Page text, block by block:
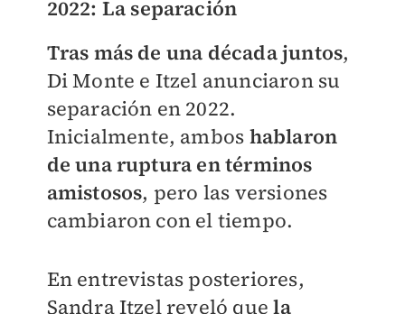
2022: La separación
Tras más de una década juntos,
Di Monte e Itzel anunciaron su
separación en 2022.
Inicialmente, ambos hablaron
de una ruptura en términos
amistosos, pero las versiones
cambiaron con el tiempo.
En entrevistas posteriores,
Sandra Itzel reveló quela